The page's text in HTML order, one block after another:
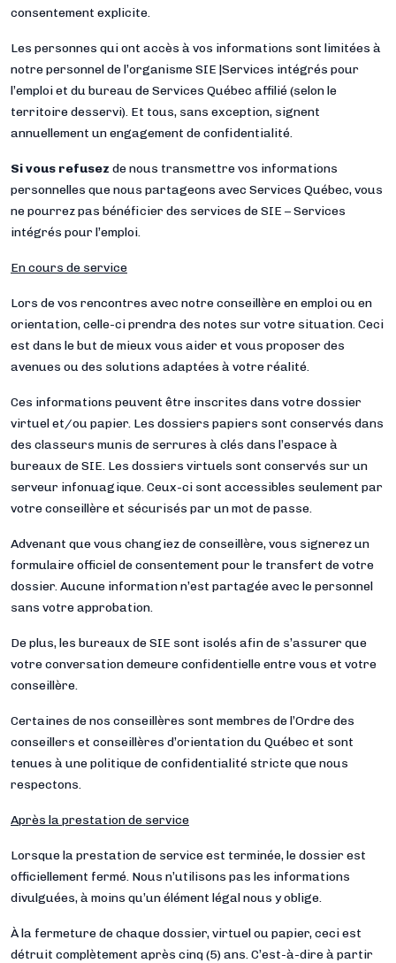
consentement explicite.
Les personnes qui ont accès à vos informations sont limitées à
notre personnel de l’organisme SIE |Services intégrés pour
l’emploi et du bureau de Services Québec affilié (selon le
territoire desservi). Et tous, sans exception, signent
annuellement un engagement de confidentialité.
Si vous refusez de nous transmettre vos informations
personnelles que nous partageons avec Services Québec, vous
ne pourrez pas bénéficier des services de SIE – Services
intégrés pour l’emploi.
En cours de service
Lors de vos rencontres avec notre conseillère en emploi ou en
orientation, celle-ci prendra des notes sur votre situation. Ceci
est dans le but de mieux vous aider et vous proposer des
avenues ou des solutions adaptées à votre réalité.
Ces informations peuvent être inscrites dans votre dossier
virtuel et/ou papier. Les dossiers papiers sont conservés dans
des classeurs munis de serrures à clés dans l’espace à
bureaux de SIE. Les dossiers virtuels sont conservés sur un
serveur infonuagique. Ceux-ci sont accessibles seulement par
votre conseillère et sécurisés par un mot de passe.
Advenant que vous changiez de conseillère, vous signerez un
formulaire officiel de consentement pour le transfert de votre
dossier. Aucune information n’est partagée avec le personnel
sans votre approbation.
De plus, les bureaux de SIE sont isolés afin de s’assurer que
votre conversation demeure confidentielle entre vous et votre
conseillère.
Certaines de nos conseillères sont membres del’Ordre des
conseillers et conseillères d’orientation du Québec et sont
tenues à une politique de confidentialité stricte que nous
respectons.
Après la prestation de service
Lorsque la prestation de service est terminée, le dossier est
officiellement fermé. Nous n’utilisons pas les informations
divulguées, à moins qu’un élément légal nous y oblige.
À la fermeture de chaque dossier, virtuel ou papier, ceci est
détruit complètement après cinq (5) ans. C’est-à-dire à partir